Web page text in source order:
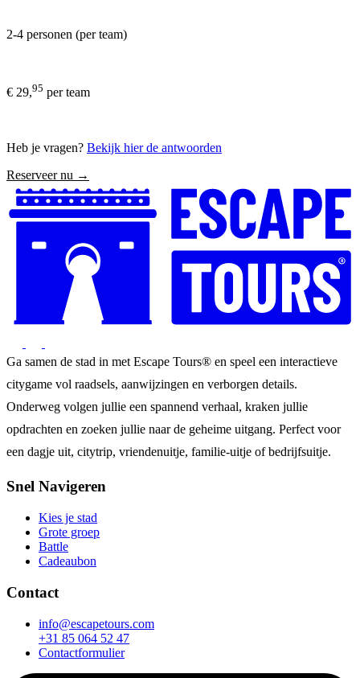
2-4 personen (per team)
€ 29,95 per team
Heb je vragen? Bekijk hier de antwoorden
Reserveer nu →
Ga samen de stad in met Escape Tours® en speel een interactieve
citygame vol raadsels, aanwijzingen en verborgen details.
Onderweg volgen jullie een spannend verhaal, kraken jullie
opdrachten en zoeken jullie naar de geheime uitgang. Perfect voor
een dagje uit, citytrip, vriendenuitje, familie-uitje of bedrijfsuitje.
Snel Navigeren
Kies je stad
Grote groep
Battle
Cadeaubon
Contact
info@escapetours.com
+31 85 064 52 47
Contactformulier